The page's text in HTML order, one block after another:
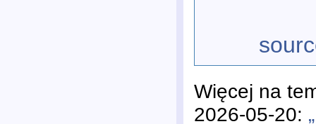
Więcej na
2026-05-20: